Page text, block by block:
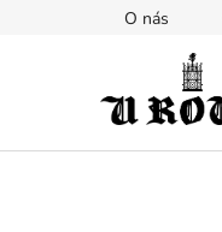
O nás